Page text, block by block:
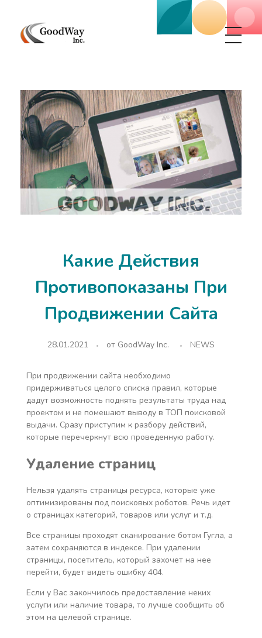
Какие Действия
Противопоказаны При
Продвижении Сайта
28.01.2021 от GoodWay Inc. NEWS
При продвижении сайта необходимо
придерживаться целого списка правил, которые
дадут возможность поднять результаты труда над
проектом и не помешают выводу в ТОП поисковой
выдачи. Сразу приступим к разбору действий,
которые перечеркнут всю проведенную работу.
Удаление страниц
Нельзя удалять страницы ресурса, которые уже
оптимизированы под поисковых роботов. Речь идет
о страницах категорий, товаров или услуг и т.д.
Все страницы проходят сканирование ботом Гугла, а
затем сохраняются в индексе. При удалении
страницы, посетитель, который захочет на нее
перейти, будет видеть ошибку 404.
Если у Вас закончилось предоставление неких
услуги или наличие товара, то лучше сообщить об
этом на целевой странице.